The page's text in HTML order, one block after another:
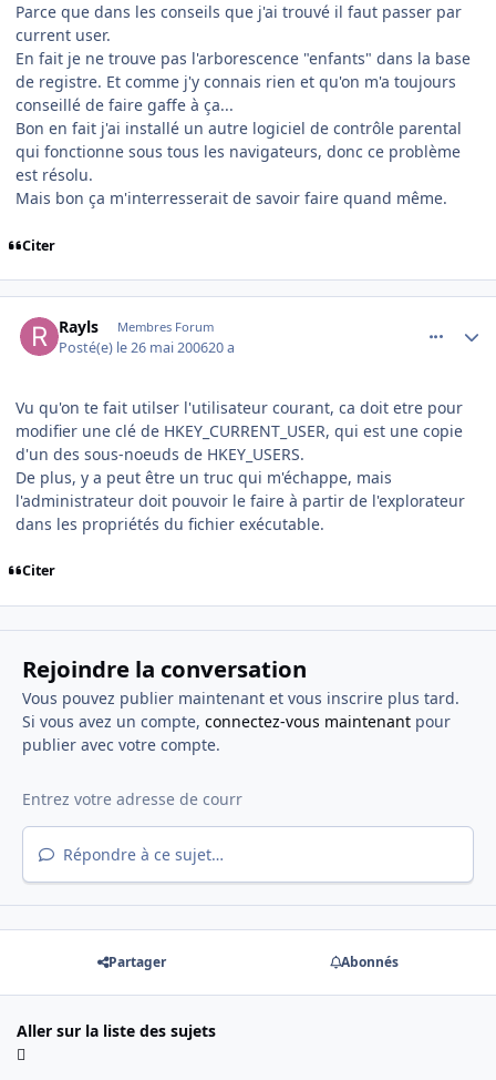
Parce que dans les conseils que j'ai trouvé il faut passer par
current user.
En fait je ne trouve pas l'arborescence "enfants" dans la base
de registre. Et comme j'y connais rien et qu'on m'a toujours
conseillé de faire gaffe à ça...
Bon en fait j'ai installé un autre logiciel de contrôle parental
qui fonctionne sous tous les navigateurs, donc ce problème
est résolu.
Mais bon ça m'interresserait de savoir faire quand même.
Citer
Rayls Membres Forum
Posté(e) le 26 mai 200620 a
Vu qu'on te fait utilser l'utilisateur courant, ca doit etre pour
modifier une clé de HKEY_CURRENT_USER, qui est une copie
d'un des sous-noeuds de HKEY_USERS.
De plus, y a peut être un truc qui m'échappe, mais
l'administrateur doit pouvoir le faire à partir de l'explorateur
dans les propriétés du fichier exécutable.
Citer
Rejoindre la conversation
Vous pouvez publier maintenant et vous inscrire plus tard.
Si vous avez un compte, connectez-vous maintenantpour
publier avec votre compte.
Répondre à ce sujet…
Partager Abonnés
Aller sur la liste des sujets